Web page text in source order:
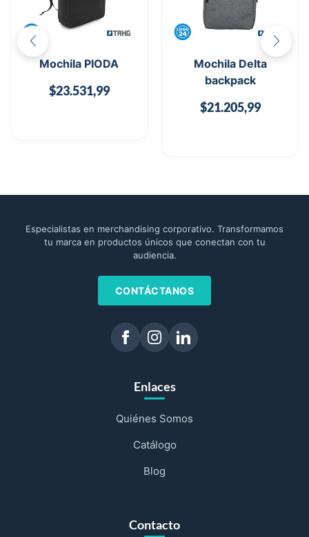
Mochila PIODA
$23.531,99
Mochila Delta
backpack
$21.205,99
Especialistas en merchandising corporativo. Transformamos
tu marca en productos únicos que conectan con tu
audiencia.
CONTÁCTANOS
Enlaces
Quiénes Somos
Catálogo
Blog
Contacto